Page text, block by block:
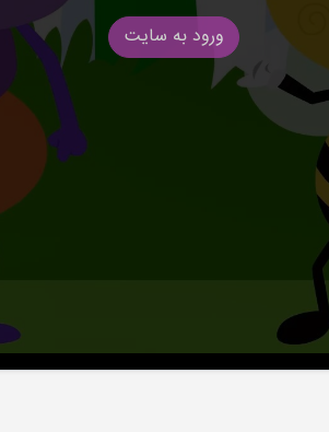
ورود به سایت